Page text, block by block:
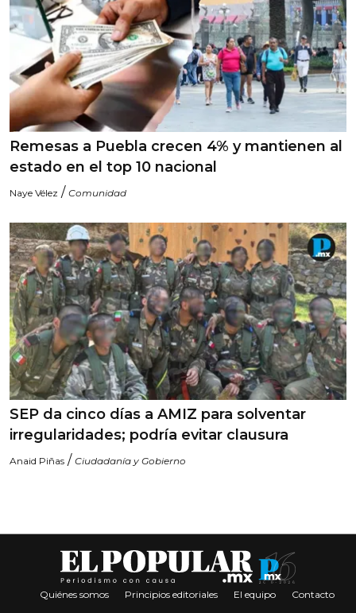
Remesas a Puebla crecen 4% y mantienen al
estado en el top 10 nacional
Naye Vélez / Comunidad
SEP da cinco días a AMIZ para solventar
irregularidades; podría evitar clausura
Anaid Piñas / Ciudadanía y Gobierno
Quiénes somos Principios editoriales El equipo
Contacto